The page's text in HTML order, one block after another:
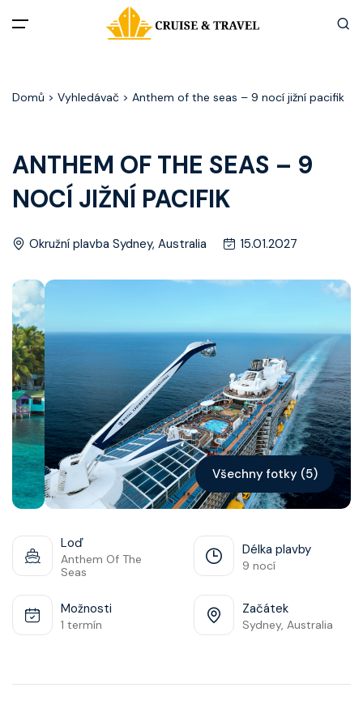
Akční nabídky
Destinace
Zážitky z plaveb
Užitečné informace
Často kladené otázky
Články
Kontakt
Vyhledat plavbu
Domů > Vyhledávač > Anthem of the seas – 9 nocí jižní pacifik
ANTHEM OF THE SEAS – 9
NOCÍ JIŽNÍ PACIFIK
Okružní plavba Sydney, Australia 15.01.2027
Všechny fotky (5)
Loď
Anthem Of The
Seas
Délka plavby
9 nocí
Možnosti
1 termín
Začátek
Sydney, Australia